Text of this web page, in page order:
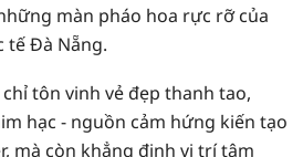
màn pháo hoa rực rỡ của
tế Đà Nẵng.
tôn vinh vẻ đẹp thanh tao,
hạc - nguồn cảm hứng kiến tạo
mà còn khẳng định vị trí tâm